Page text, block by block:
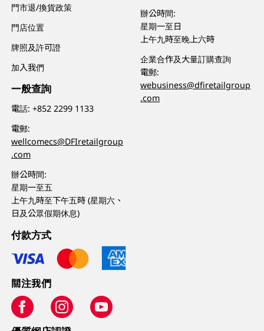
門市退/換貨政策
門店位置
牌照及許可證
加入我們
一般查詢
電話:+852 2299 1133
電郵:
wellcomecs@DFIretailgroup
.com
辦公時間:
星期一至五
上午九時至下午五時 (星期六、
日及公眾假期休息)
辦公時間:
星期一至日
上午九時至晚上六時
企業合作及大量訂購查詢
電郵:
webusiness@dfiretailgroup
.com
付款方式
關注我們